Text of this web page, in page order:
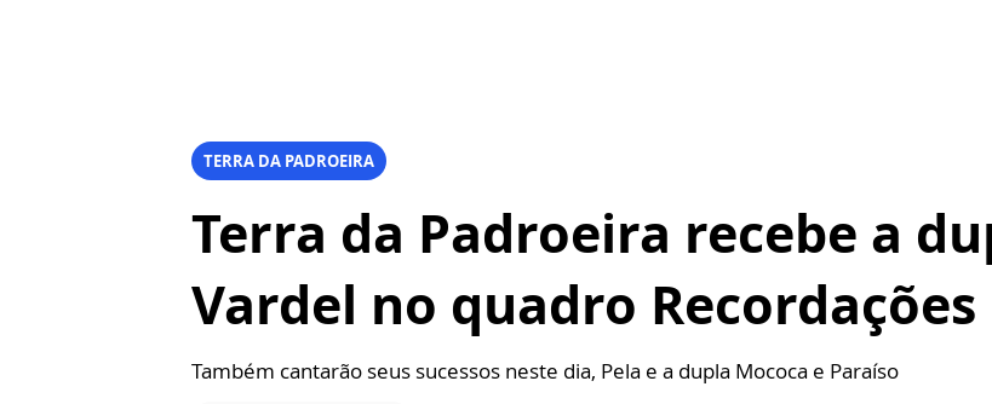
TERRA DA PADROEIRA
Terra da Padroeira recebe a
Vardel no quadro Recordações
Também cantarão seus sucessos neste dia, Pela e a dupla Mococa e Paraíso